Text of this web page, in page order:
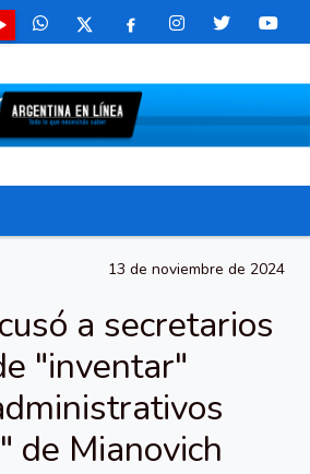
13 de noviembre de 2024
a secretarios
"inventar"
de Mianovich